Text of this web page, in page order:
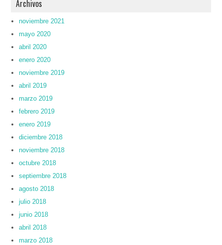
Archivos
noviembre 2021
mayo 2020
abril 2020
enero 2020
noviembre 2019
abril 2019
marzo 2019
febrero 2019
enero 2019
diciembre 2018
noviembre 2018
octubre 2018
septiembre 2018
agosto 2018
julio 2018
junio 2018
abril 2018
marzo 2018